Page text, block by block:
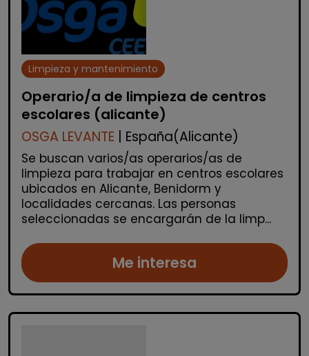
Limpieza y mantenimiento
Operario/a de limpieza de centros
escolares (alicante)
OSGA LEVANTE | España(Alicante)
Se buscan varios/as operarios/as de
limpieza para trabajar en centros escolares
ubicados en Alicante, Benidorm y
localidades cercanas. Las personas
seleccionadas se encargarán de la limp...
Me interesa